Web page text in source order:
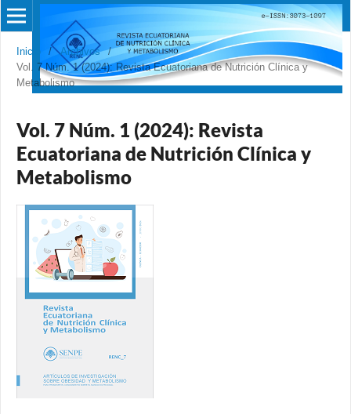
Inicio / Archivos
/
Vol. 7 Núm. 1 (2024): Revista Ecuatoriana de Nutrición Clínica y
Metabolismo
Vol. 7 Núm. 1 (2024): Revista
Ecuatoriana de Nutrición Clínica y
Metabolismo